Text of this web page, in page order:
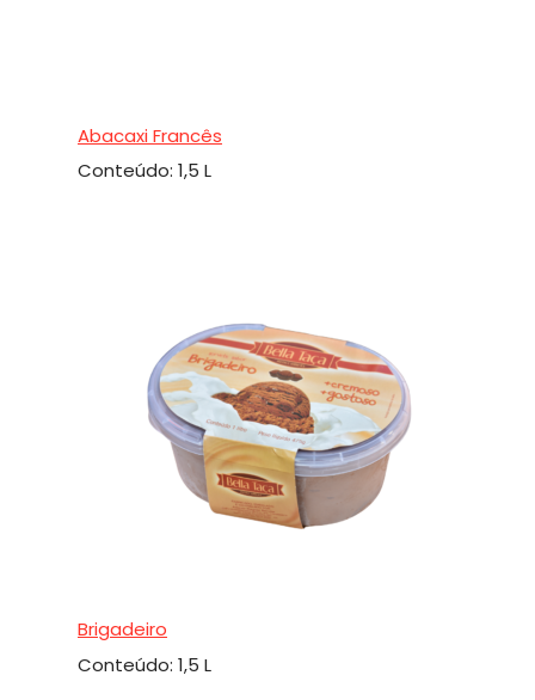
Abacaxi Francês
Conteúdo: 1,5 L
Brigadeiro
Conteúdo: 1,5 L